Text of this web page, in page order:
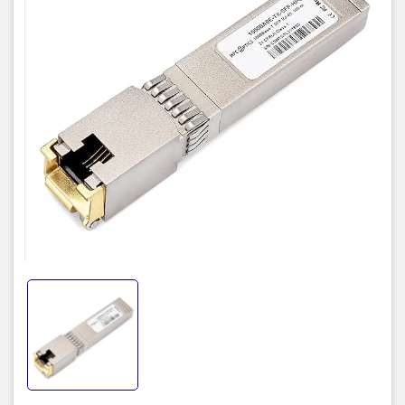
• Cisco SFP MGBT1 Gigabit copper SFP transceiver module
• Single RJ45 Connector 1000Mbps
• Hot-swappable input/output device that plugs into an Ethernet
SFP port of a Cisco products
• Compliant with Small Form-Factor Pluggable (SFP) MSA
specifications
• Compliant with IEEE802.3 10BASE-T, IEEE802.3u 100BASE-TX,
IEEE802.3ab 1000BASE-T
• Supports a maximum distance of 100m over Cat 5, Cat 5e or Cat
6 UTP cabling
• Single 3.3V power supply and TTL logic interface
• Full metal enclosure for reduced Electromagnetic Interference
SFP Cisco GLC-
T Compatibility